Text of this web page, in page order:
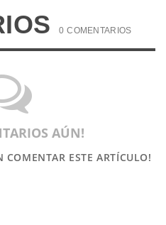
0 COMENTARIOS
AÚN!
COMENTAR ESTE ARTÍCULO!